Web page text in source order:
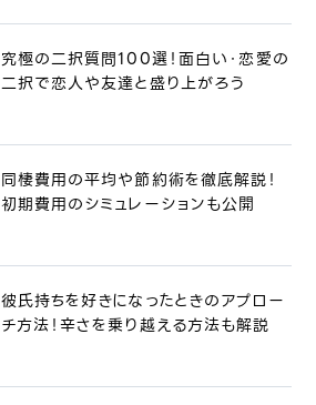
究極の二択質問100選！面白い・恋愛の
二択で恋人や友達と盛り上がろう
同棲費用の平均や節約術を徹底解説！
初期費用のシミュレーションも公開
彼氏持ちを好きになったときのアプロー
チ方法！辛さを乗り越える方法も解説